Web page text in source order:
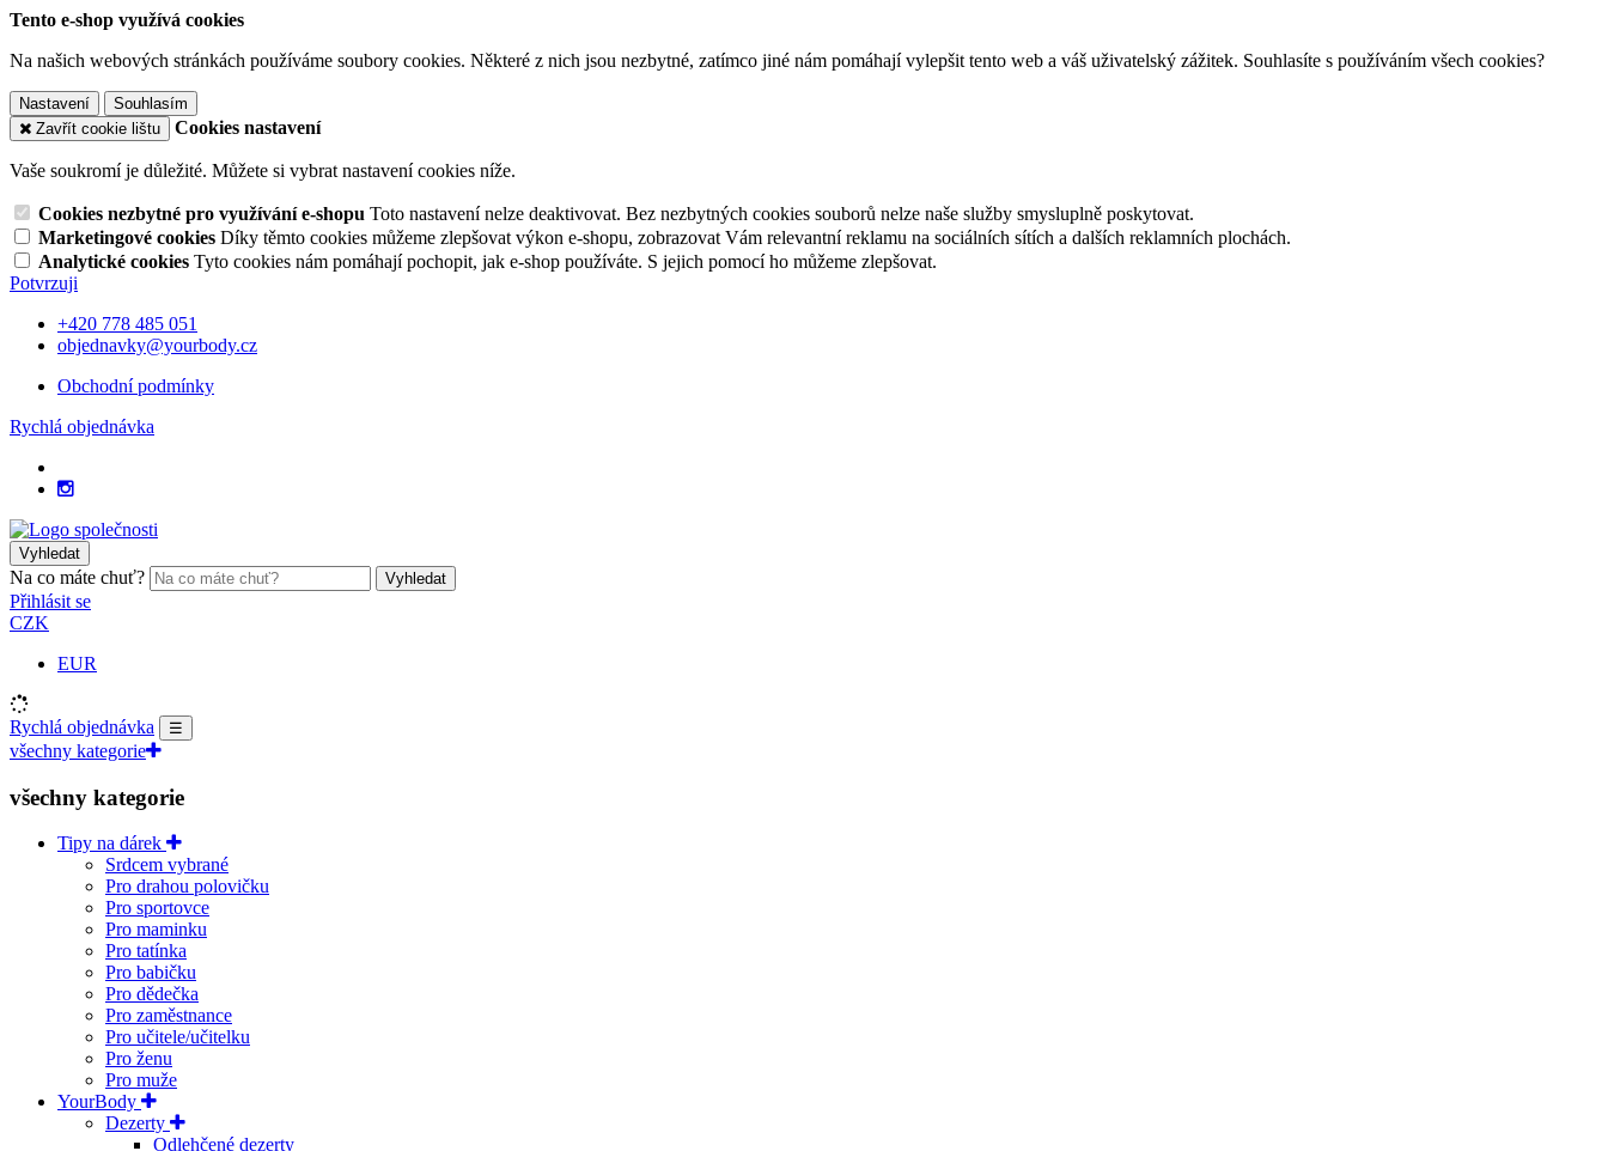
Tento e-shop využívá cookies
Na našich webových stránkách používáme soubory cookies. Některé z nich jsou nezbytné, zatímco jiné nám pomáhají vylepšit tento web a váš uživatelský zážitek. Souhlasíte s používáním všech cookies?
Nastavení
Souhlasím
Zavřít cookie lištu
Cookies nastavení
Vaše soukromí je důležité. Můžete si vybrat nastavení cookies níže.
Cookies nezbytné pro využívání e-shopu Toto nastavení nelze deaktivovat. Bez nezbytných cookies souborů nelze naše služby smysluplně poskytovat.
Marketingové cookies Díky těmto cookies můžeme zlepšovat výkon e-shopu, zobrazovat Vám relevantní reklamu na sociálních sítích a dalších reklamních plochách.
Analytické cookies Tyto cookies nám pomáhají pochopit, jak e-shop používáte. S jejich pomocí ho můžeme zlepšovat.
Potvrzuji
+420 778 485 051
objednavky@yourbody.cz
Obchodní podmínky
Rychlá objednávka
Vyhledat
Na co máte chuť? Vyhledat
Přihlásit se
CZK
EUR
Rychlá objednávka ☰
všechny kategorie
všechny kategorie
Tipy na dárek
Srdcem vybrané
Pro drahou polovičku
Pro sportovce
Pro maminku
Pro tatínka
Pro babičku
Pro dědečka
Pro zaměstnance
Pro učitele/učitelku
Pro ženu
Pro muže
YourBody
Dezerty
Odlehčené dezerty